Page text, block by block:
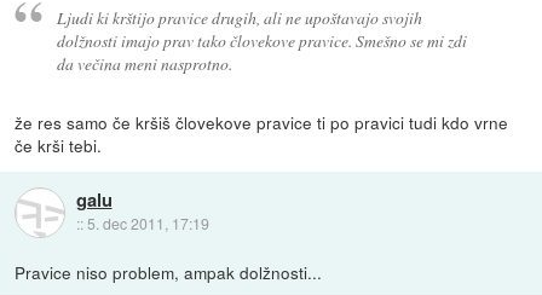
Ljudi ki krštijo pravice drugih, ali ne upoštavajo svojih
dolžnosti imajo prav tako človekove pravice. Smešno se mi zdi
da večina meni nasprotno.
že res samo če kršiš človekove pravice ti po pravici tudi kdo vrne
če krši tebi.
galu
:: 5. dec 2011, 17:19
Pravice niso problem, ampak dolžnosti...